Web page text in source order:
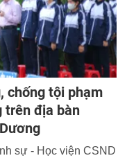
chống tội phạm
trên địa bàn
sự - Học viện CSND